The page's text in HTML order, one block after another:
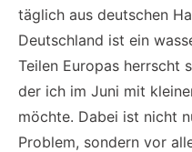
täglich aus deutschen
Deutschland ist ein
Teilen Europas herrscht
der ich im Juni mit
möchte. Dabei ist nicht
Problem, sondern vor